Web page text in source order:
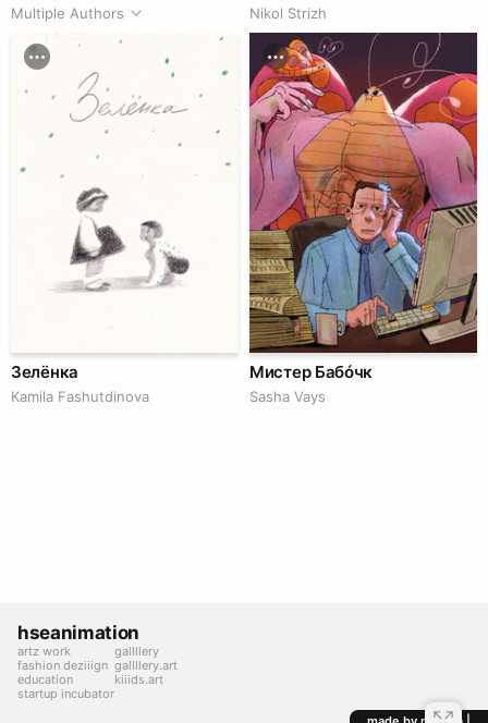
Multiple Authors Nikol Strizh
Зелёнка
Kamila Fashutdinova
Мистер Бабóчк
Sasha Vays
hseanimation
artz work
fashion deziiign
education
startup incubator
gallllery
gallllery.art
kiiids.art